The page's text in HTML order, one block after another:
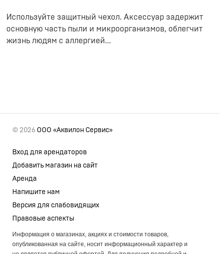
Используйте защитный чехол. Аксессуар задержит
основную часть пыли и микроорганизмов, облегчит
жизнь людям с аллергией...
© 2026 ООО «Аквилон Сервис»
Вход для арендаторов
Добавить магазин на сайт
Аренда
Напишите нам
Версия для слабовидящих
Правовые аспекты
Информация о магазинах, акциях и стоимости товаров,
опубликованная на сайте, носит информационный характер и